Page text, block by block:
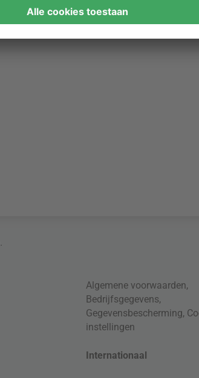
van gebogen hout en
het gebied van
Algemene voorwaarden,
Bedrijfsgegevens,
Gegevensbescherming,
instellingen
Internationaal